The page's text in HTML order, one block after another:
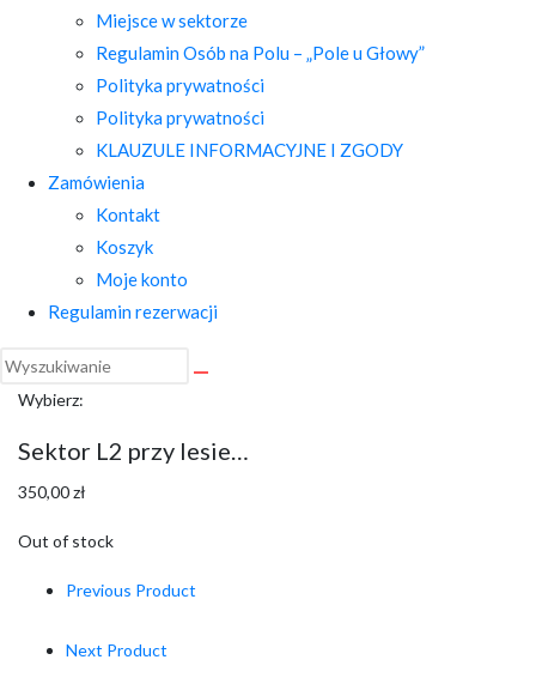
Miejsce w sektorze
Regulamin Osób na Polu – „Pole u Głowy”
Polityka prywatności
Polityka prywatności
KLAUZULE INFORMACYJNE I ZGODY
Zamówienia
Kontakt
Koszyk
Moje konto
Regulamin rezerwacji
Wybierz:
Sektor L2 przy lesie…
350,00zł
Out of stock
Previous Product
Next Product